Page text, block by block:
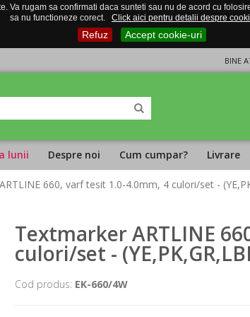
Va rugam sa confirmati daca sunteti sau nu de acord cu
sa nu functioneze corect.
Click aici pentru detalii despre
Refuz Accept cookie-uri
BINE
lunii Despre noi Cum cumpar? Livrare
660, varf tesit 1.0-4.0mm, 4 culori/set -
Textmarker ARTLINE
culori/set -
Cod produs: EK-660/4W